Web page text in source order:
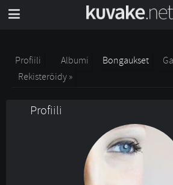
Profiili Albumi Bongaukset
Rekisteröidy »
Profiili